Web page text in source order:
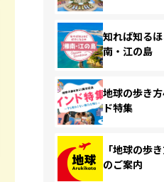
知れば知る
南・江の島
地球の歩き
ド特集
「地球の歩
のご案内